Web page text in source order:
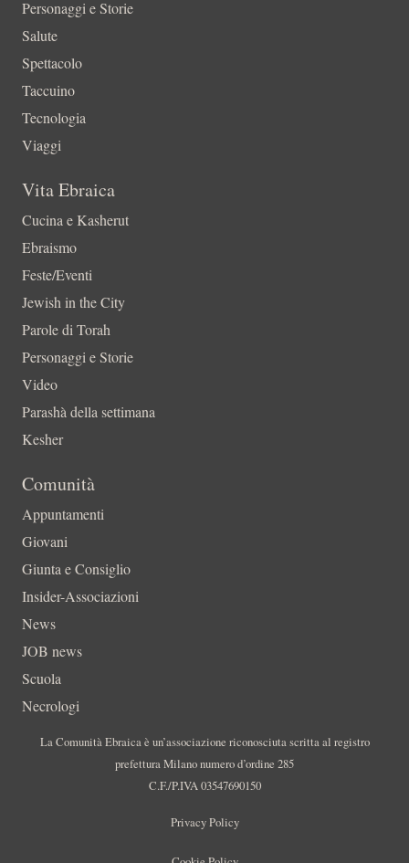
Personaggi e Storie
Salute
Spettacolo
Taccuino
Tecnologia
Viaggi
Vita Ebraica
Cucina e Kasherut
Ebraismo
Feste/Eventi
Jewish in the City
Parole di Torah
Personaggi e Storie
Video
Parashà della settimana
Kesher
Comunità
Appuntamenti
Giovani
Giunta e Consiglio
Insider-Associazioni
News
JOB news
Scuola
Necrologi
La Comunità Ebraica è un’associazione riconosciuta scritta al registro
prefettura Milano numero d’ordine 285
C.F./P.IVA 03547690150
Privacy Policy